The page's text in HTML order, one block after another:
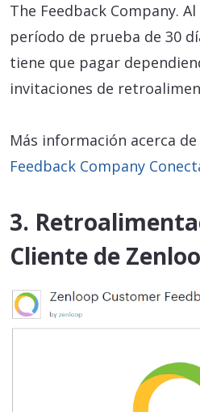
The Feedback Company.
período de prueba de 30
tiene que pagar
invitaciones de
Más información acerca
Feedback Company
3.
Cliente de